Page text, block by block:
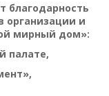
благодарность
организации и
мирный дом»:
палате,